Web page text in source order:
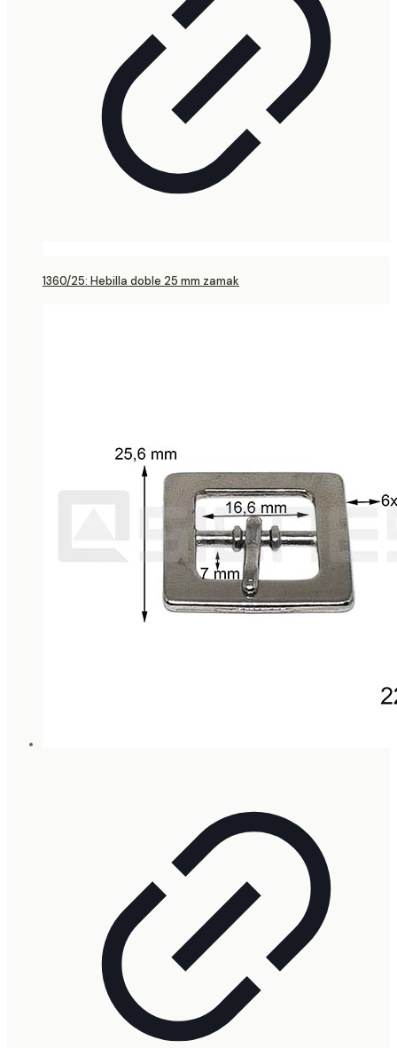
1360/25: Hebilla doble 25 mm zamak